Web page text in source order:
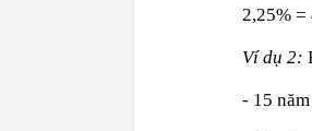
2,25% =
Ví dụ 2:
- 15